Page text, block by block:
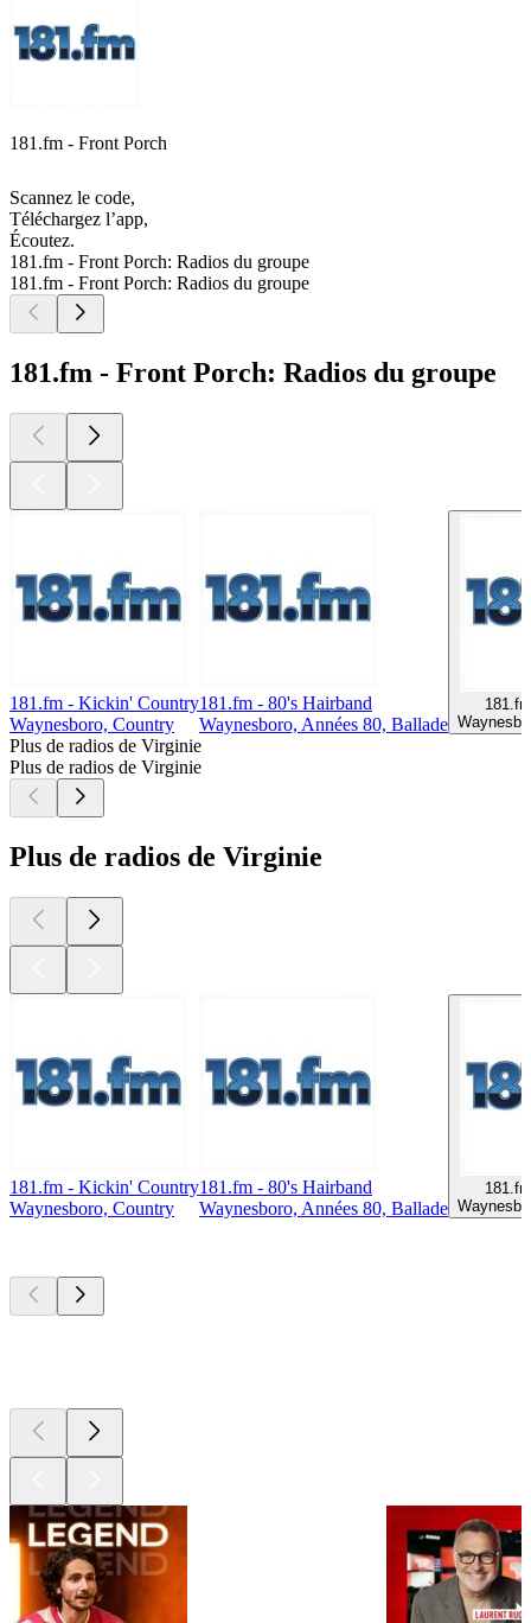
181.fm - Front Porch
Scannez le code,
Téléchargez l’app,
Écoutez.
181.fm - Front Porch: Radios du groupe
181.fm - Front Porch: Radios du groupe
181.fm - Front Porch: Radios du groupe
181.fm - Kickin' Country
Waynesboro, Country
181.fm - 80's Hairband
Waynesboro, Années 80, Ballade
Plus de radios de Virginie
Plus de radios de Virginie
Plus de radios de Virginie
181.fm - Kickin' Country
Waynesboro, Country
181.fm - 80's Hairband
Waynesboro, Années 80, Ballade